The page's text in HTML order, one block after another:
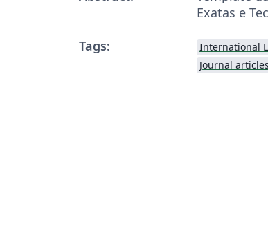
Exatas e
Tags:
International
Journal articles